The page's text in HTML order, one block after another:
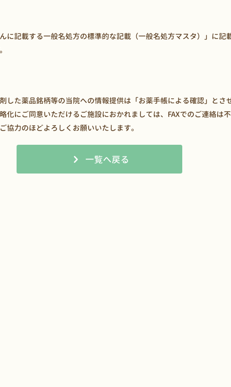
に記載する一般名処方の標準的な記載（一般名処方マスタ）」に記
した薬品銘柄等の当院への情報提供は「お薬手帳による確認」とさ
化にご同意いただけるご施設におかれましては、FAXでのご連絡は
協力のほどよろしくお願いいたします。
一覧へ戻る